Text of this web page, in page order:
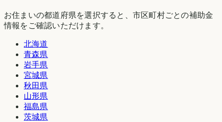
お住まいの都道府県を選択すると、市区町村ごとの補助金
情報をご確認いただけます。
北海道
青森県
岩手県
宮城県
秋田県
山形県
福島県
茨城県